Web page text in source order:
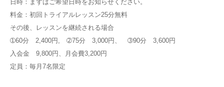
日時：まずはご希望日時をお知らせください。
料金：初回トライアルレッスン25分無料
その後、レッスンを継続される場合
➀60分 2,400円, ➁75分 3,000円、 ➂90分 3,600円
入会金 9,800円、月会費3,200円
定員：毎月7名限定